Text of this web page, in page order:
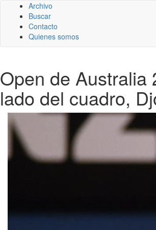
Archivo
Buscar
Contacto
Quienes somos
Open de Australia
lado del cuadro,